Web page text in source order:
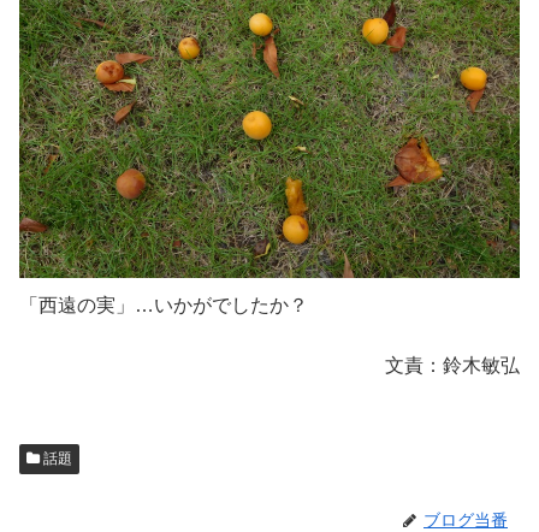
「西遠の実」…いかがでしたか？
文責：鈴木敏弘
話題
ブログ当番